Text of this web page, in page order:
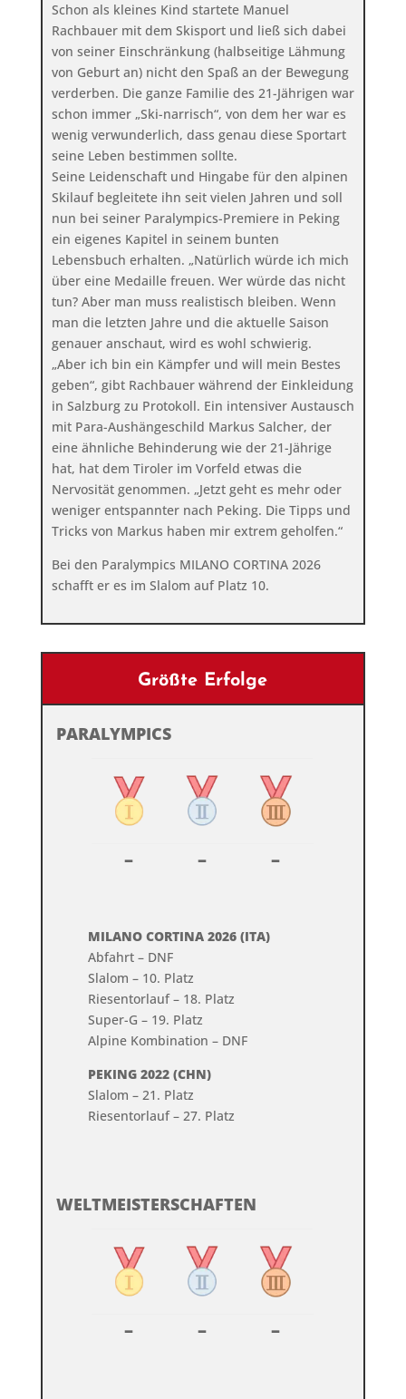
Schon als kleines Kind startete Manuel
Rachbauer mit dem Skisport und ließ sich dabei
von seiner Einschränkung (halbseitige Lähmung
von Geburt an) nicht den Spaß an der Bewegung
verderben. Die ganze Familie des 21-Jährigen war
schon immer „Ski-narrisch“, von dem her war es
wenig verwunderlich, dass genau diese Sportart
seine Leben bestimmen sollte.
Seine Leidenschaft und Hingabe für den alpinen
Skilauf begleitete ihn seit vielen Jahren und soll
nun bei seiner Paralympics-Premiere in Peking
ein eigenes Kapitel in seinem bunten
Lebensbuch erhalten. „Natürlich würde ich mich
über eine Medaille freuen. Wer würde das nicht
tun? Aber man muss realistisch bleiben. Wenn
man die letzten Jahre und die aktuelle Saison
genauer anschaut, wird es wohl schwierig.
„Aber ich bin ein Kämpfer und will mein Bestes
geben“, gibt Rachbauer während der Einkleidung
in Salzburg zu Protokoll. Ein intensiver Austausch
mit Para-Aushängeschild Markus Salcher, der
eine ähnliche Behinderung wie der 21-Jährige
hat, hat dem Tiroler im Vorfeld etwas die
Nervosität genommen. „Jetzt geht es mehr oder
weniger entspannter nach Peking. Die Tipps und
Tricks von Markus haben mir extrem geholfen.“
Bei den Paralympics MILANO CORTINA 2026
schafft er es im Slalom auf Platz 10.
Größte Erfolge
PARALYMPICS
– – –
MILANO CORTINA 2026 (ITA)
Abfahrt – DNF
Slalom – 10. Platz
Riesentorlauf – 18. Platz
Super-G – 19. Platz
Alpine Kombination – DNF
PEKING 2022 (CHN)
Slalom – 21. Platz
Riesentorlauf – 27. Platz
WELTMEISTERSCHAFTEN
– – –